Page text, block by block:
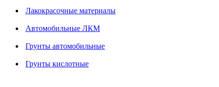
Лакокрасочные материалы
Автомобильные ЛКМ
Грунты автомобильные
Грунты кислотные